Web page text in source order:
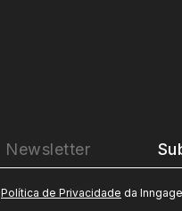
Política de Privacidade da